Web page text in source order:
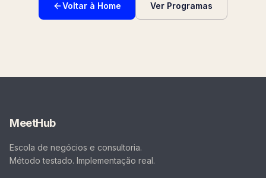
Voltar à Home Ver Programas
MeetHub
Escola de negócios e consultoria.
Método testado. Implementação real.